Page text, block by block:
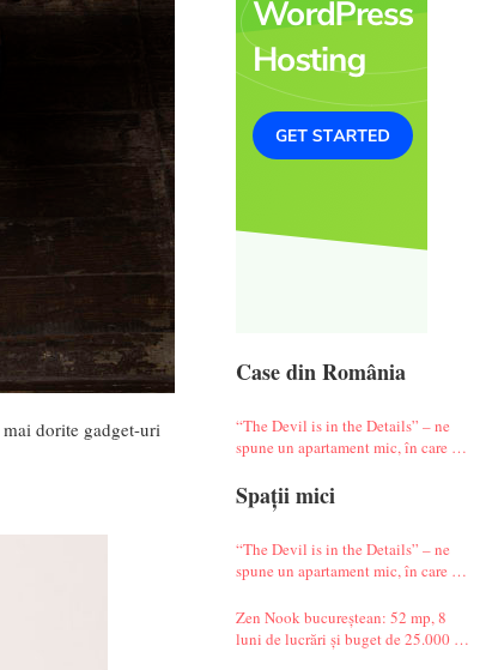
Case din România
“The Devil is in the Details” – ne
spune un apartament mic, în care te
Spații mici
“The Devil is in the Details” – ne
spune un apartament mic, în care te
Zen Nook bucureștean: 52 mp, 8
luni de lucrări și buget de 25.000 de
dorite gadget-uri